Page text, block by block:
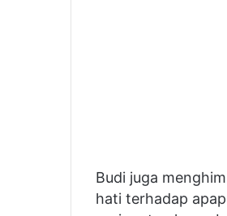
Budi juga
hati terhadap